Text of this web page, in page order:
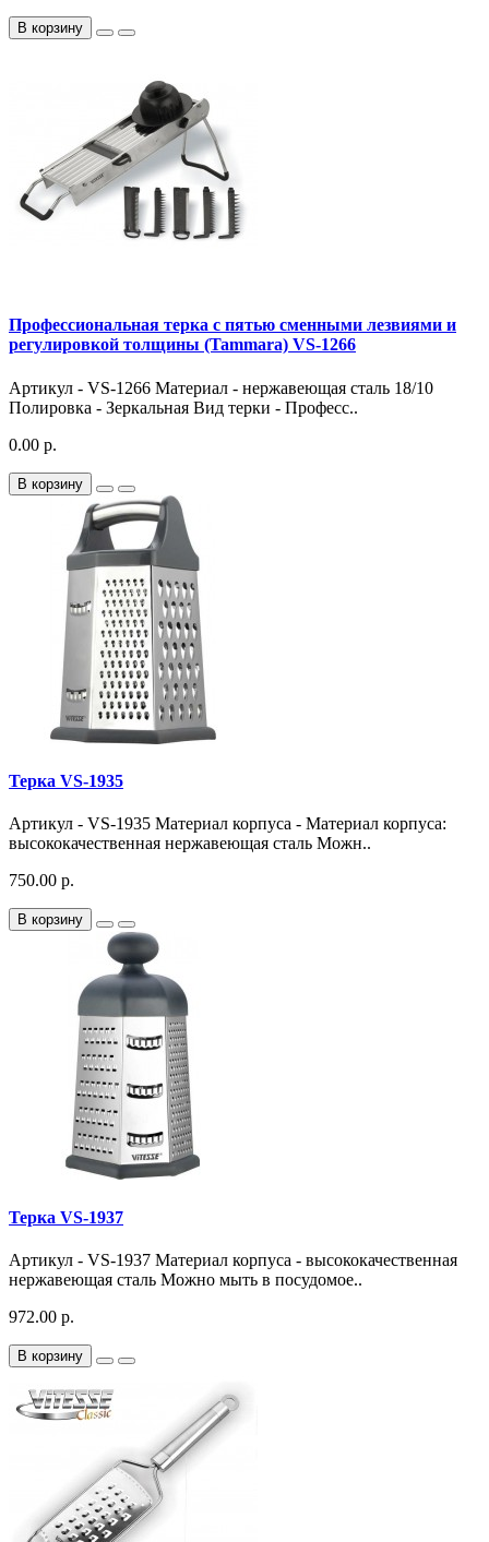
В корзину
Профессиональная терка с пятью сменными лезвиями и
регулировкой толщины (Tammara) VS-1266
Артикул - VS-1266 Материал - нержавеющая сталь 18/10
Полировка - Зеркальная Вид терки - Професс..
0.00 р.
В корзину
Терка VS-1935
Артикул - VS-1935 Материал корпуса - Материал корпуса:
высококачественная нержавеющая сталь Можн..
750.00 р.
В корзину
Терка VS-1937
Артикул - VS-1937 Материал корпуса - высококачественная
нержавеющая сталь Можно мыть в посудомое..
972.00 р.
В корзину